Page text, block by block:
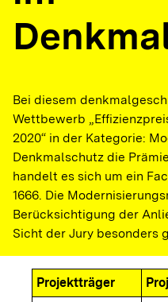
Bei diesem
Wettbewerb
2020“ in der Kategorie:
Denkmalschutz die
handelt es sich um ein
1666. Die
Berücksichtigung der
Sicht der Jury besonders
Projektträger